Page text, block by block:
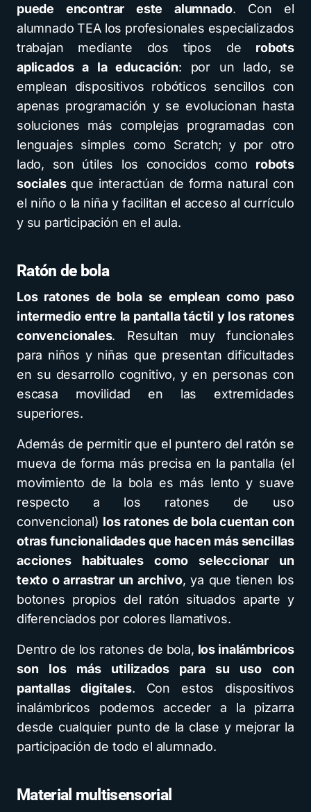
puede encontrar este alumnado. Con el
alumnado TEA los profesionales especializados
trabajan mediante dos tipos de robots
aplicados a la educación: por un lado, se
emplean dispositivos robóticos sencillos con
apenas programación y se evolucionan hasta
soluciones más complejas programadas con
lenguajes simples como Scratch; y por otro
lado, son útiles los conocidos como robots
socialesque interactúan de forma natural con
el niño o la niña y facilitan el acceso al currículo
y su participación en el aula.
Ratón de bola
Los ratones de bola se emplean como paso
intermedio entre la pantalla táctil y los ratones
convencionales. Resultan muy funcionales
para niños y niñas que presentan dificultades
en su desarrollo cognitivo, y en personas con
escasa movilidad en las extremidades
superiores.
Además de permitir que el puntero del ratón se
mueva de forma más precisa en la pantalla (el
movimiento de la bola es más lento y suave
respecto a los ratones de uso
convencional) los ratones de bola cuentan con
otras funcionalidades que hacen más sencillas
acciones habituales como seleccionar un
texto o arrastrar un archivo, ya que tienen los
botones propios del ratón situados aparte y
diferenciados por colores llamativos.
Dentro de los ratones de bola, los inalámbricos
son los más utilizados para su uso con
pantallas digitales. Con estos dispositivos
inalámbricos podemos acceder a la pizarra
desde cualquier punto de la clase y mejorar la
participación de todo el alumnado.
Material multisensorial